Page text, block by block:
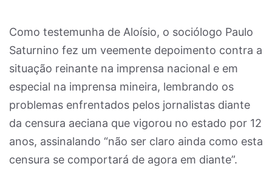
Como testemunha de Aloísio, o sociólogo Paulo
Saturnino fez um veemente depoimento contra a
situação reinante na imprensa nacional e em
especial na imprensa mineira, lembrando os
problemas enfrentados pelos jornalistas diante
da censura aeciana que vigorou no estado por 12
anos, assinalando “não ser claro ainda como esta
censura se comportará de agora em diante”.